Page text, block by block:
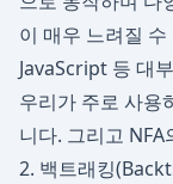
이 매우 느려질
JavaScript 등 대
우리가 주로 사용
니다. 그리고
2. 백트래킹